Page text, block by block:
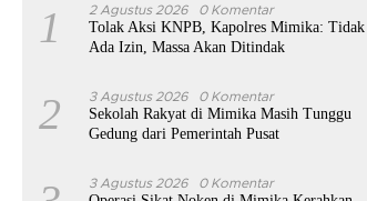
1 2 Agustus 2026 0 Komentar
Tolak Aksi KNPB, Kapolres Mimika: Tidak
Ada Izin, Massa Akan Ditindak
2 3 Agustus 2026 0 Komentar
Sekolah Rakyat di Mimika Masih Tunggu
Gedung dari Pemerintah Pusat
3 Agustus 2026 0 Komentar